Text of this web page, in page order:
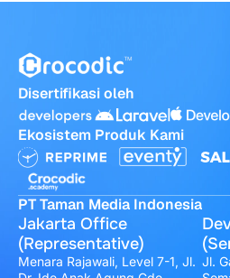
Disertifikasi oleh
Ekosistem Produk Kami
PT Taman Media Indonesia
Jakarta Office
(Representative)
Menara Rajawali, Level 7-1, Jl. Jl.